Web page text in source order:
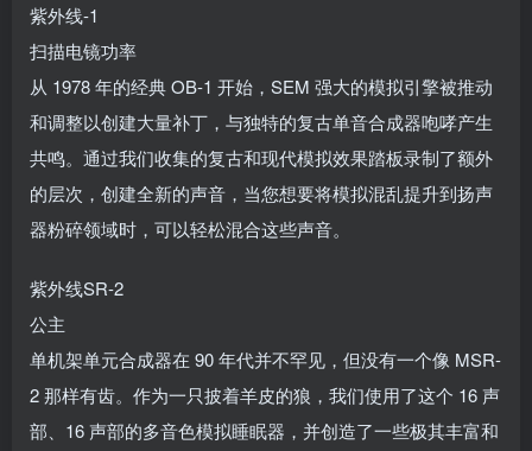
紫外线-1
扫描电镜功率
从 1978 年的经典 OB-1 开始，SEM 强大的模拟引擎被推动
和调整以创建大量补丁，与独特的复古单音合成器咆哮产生
共鸣。通过我们收集的复古和现代模拟效果踏板录制了额外
的层次，创建全新的声音，当您想要将模拟混乱提升到扬声
器粉碎领域时，可以轻松混合这些声音。
紫外线SR-2
公主
单机架单元合成器在 90 年代并不罕见，但没有一个像 MSR-
2 那样有齿。作为一只披着羊皮的狼，我们使用了这个 16 声
部、16 声部的多音色模拟睡眠器，并创造了一些极其丰富和